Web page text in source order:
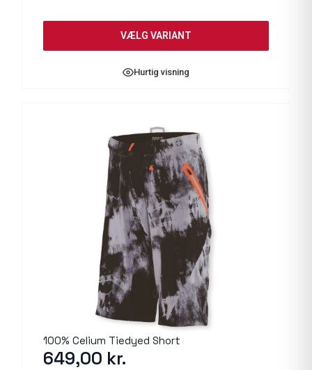
VÆLG VARIANT
Hurtig visning
100% Celium Tiedyed Short
649,00 kr.